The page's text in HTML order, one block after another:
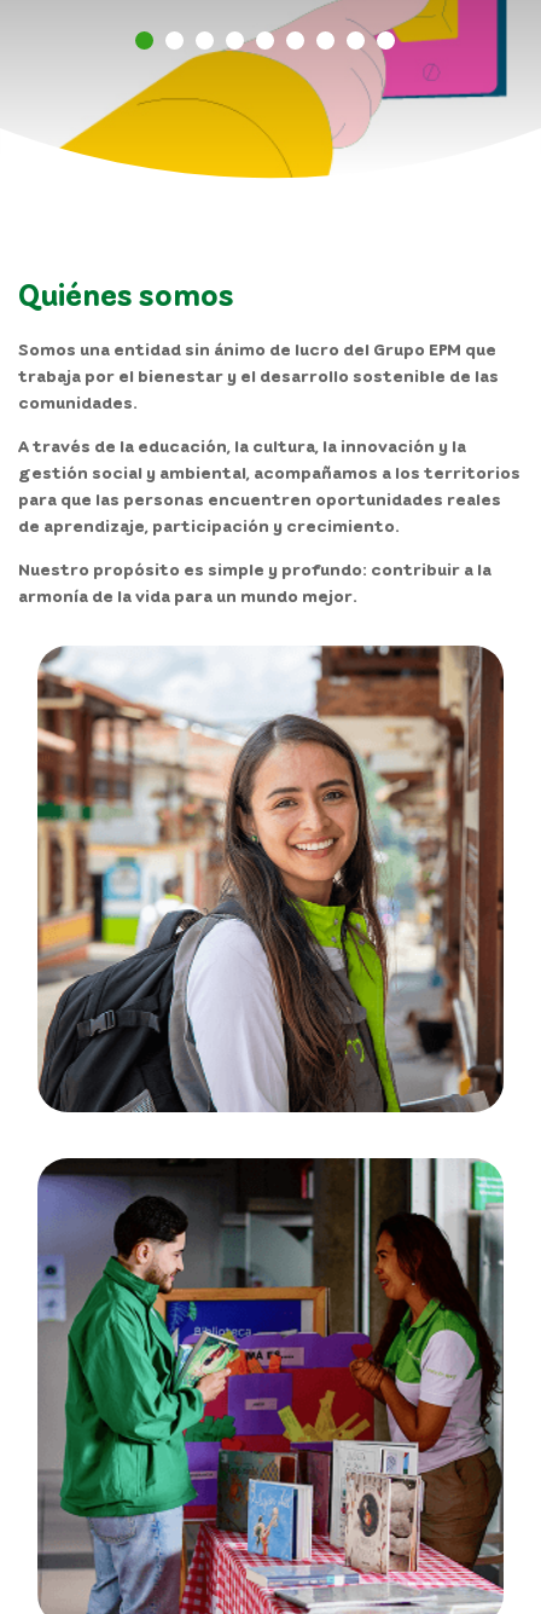
Contacto
Transparencia
Participa
Quiénes somos
Somos una entidad sin ánimo de lucro del Grupo EPM que
trabaja por el bienestar y el desarrollo sostenible de las
comunidades.
A través de la educación, la cultura, la innovación y la
gestión social y ambiental, acompañamos a los territorios
para que las personas encuentren oportunidades reales
de aprendizaje, participación y crecimiento.
Nuestro propósito es simple y profundo: contribuir a la
armonía de la vida para un mundo mejor.